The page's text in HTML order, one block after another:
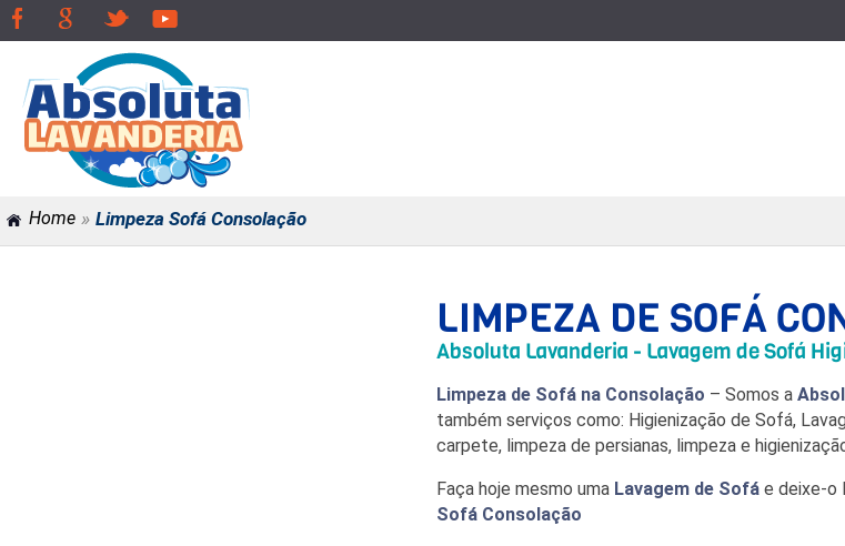
Home » Limpeza Sofá Consolação
LIMPEZA DE SOFÁ
Absoluta Lavanderia - Lavagem de Sofá
Limpeza de Sofá na Consolação – Somos a
também serviços como: Higienização de Sofá,
carpete, limpeza de persianas, limpeza e
Faça hoje mesmo uma Lavagem de Sofá e deixe-o
Sofá Consolação